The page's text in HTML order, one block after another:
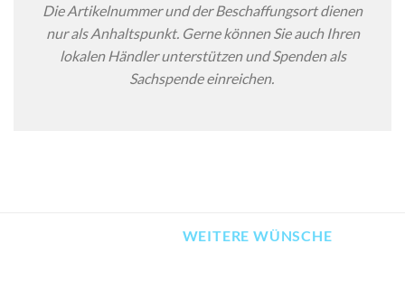
Die Artikelnummer und der Beschaffungsort dienen
nur als Anhaltspunkt. Gerne können Sie auch Ihren
lokalen Händler unterstützen und Spenden als
Sachspende einreichen.
WEITERE WÜNSCHE